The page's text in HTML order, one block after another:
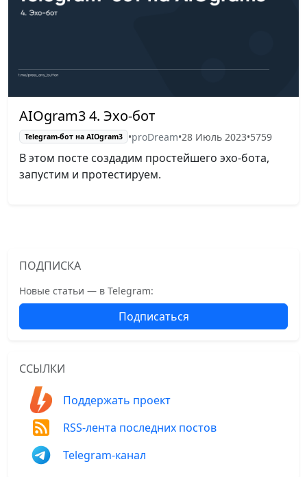
AIOgram3 4. Эхо-бот
Telegram-бот на AIOgram3 •proDream•28 Июль 2023•5759
В этом посте создадим простейшего эхо-бота,
запустим и протестируем.
ПОДПИСКА
Новые статьи — в Telegram:
Подписаться
ССЫЛКИ
Поддержать проект
RSS-лента последних постов
Telegram-канал